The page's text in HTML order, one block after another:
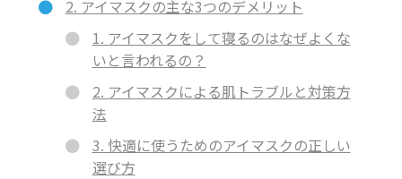
2. アイマスクの主な3つのデメリット
1. アイマスクをして寝るのはなぜよくな
いと言われるの？
2. アイマスクによる肌トラブルと対策方
法
3. 快適に使うためのアイマスクの正しい
選び方